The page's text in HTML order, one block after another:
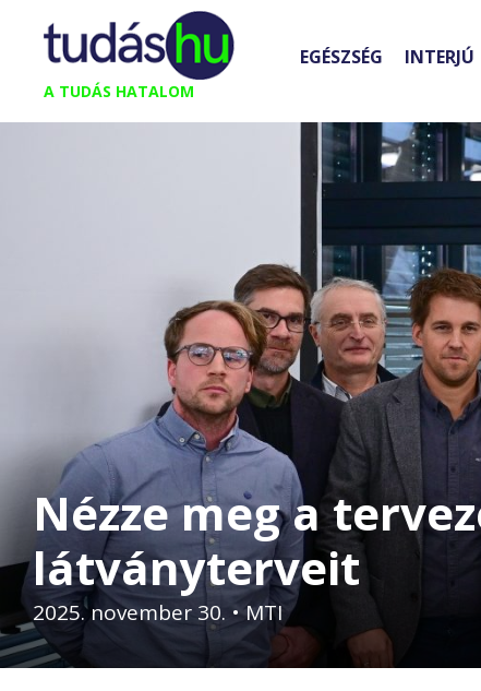
Kilépés
tartalomba
A TUDÁS HATALOM
EGÉSZSÉG INTERJÚ
Nézze meg a
látványterveit
2025. november 30. •MTI